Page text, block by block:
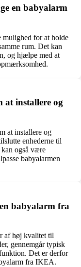
en babyalarm
for at holde
rum. Det kan
og hjælpe med at
installere og
at installere og
enhederne til
også være
babyalarmen
babyalarm fra
af høj kvalitet til
gennemgår typisk
Det er derfor
fra IKEA.